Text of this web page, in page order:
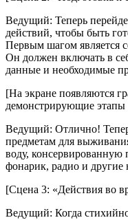
Ведущий: Теперь
действий, чтобы быть
Первым шагом является
Он должен включать в
данные и необходимые
[На экране появляются
демонстрирующие этапы
Ведущий: Отлично!
предметам для
воду,
фонарик, радио и
[Сцена 3: «Действия во
Ведущий: Когда